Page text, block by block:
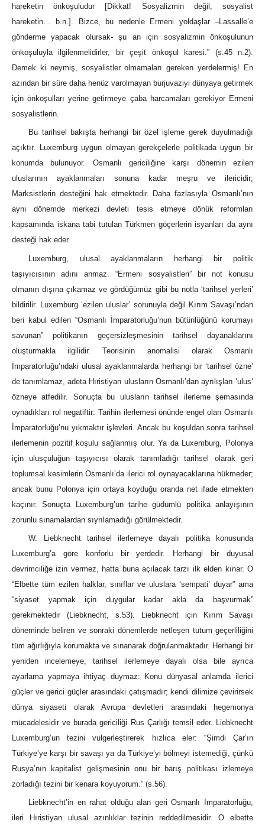
hareketin önkoşuludur [Dikkat! Sosyalizmin değil, sosyalist
hareketin… b.n.]. Bizce, bu nedenle Ermeni yoldaşlar –Lassalle’e
gönderme yapacak olursak- şu an için sosyalizmin önkoşulunun
önkoşuluyla ilgilenmelidirler, bir çeşit önkoşul karesi.” (s.45 n.2).
Demek ki neymiş, sosyalistler olmamaları gereken yerdelermiş! En
azından bir süre daha henüz varolmayan burjuvaziyi dünyaya getirmek
için önkoşulları yerine getirmeye çaba harcamaları gerekiyor Ermeni
sosyalistlerin.
Bu tarihsel bakışta herhangi bir özel işleme gerek duyulmadığı
açıktır. Luxemburg uygun olmayan gerekçelerle politikada uygun bir
konumda bulunuyor. Osmanlı gericiliğine karşı dönemin ezilen
uluslarının ayaklanmaları sonuna kadar meşru ve ilericidir;
Marksistlerin desteğini hak etmektedir. Daha fazlasıyla Osmanlı’nın
aynı dönemde merkezi devleti tesis etmeye dönük reformları
kapsamında iskana tabi tutulan Türkmen göçerlerin isyanları da aynı
desteği hak eder.
Luxemburg, ulusal ayaklanmaların herhangi bir politik
taşıyıcısının adını anmaz. “Ermeni sosyalistleri” bir not konusu
olmanın dışına çıkamaz ve gördüğümüz gibi bu notla ‘tarihsel yerleri’
bildirilir. Luxemburg ‘ezilen uluslar’ sorunuyla değil Kırım Savaşı’ndan
beri kabul edilen “Osmanlı İmparatorluğu’nun bütünlüğünü korumayı
savunan” politikanın geçersizleşmesinin tarihsel dayanaklarını
oluşturmakla ilgilidir. Teorisinin anomalisi olarak Osmanlı
İmparatorluğu’ndaki ulusal ayaklanmalarda herhangi bir ‘tarihsel özne’
de tanımlamaz, adeta Hıristiyan ulusların Osmanlı’dan ayrılışları ‘ulus’
özneye atfedilir. Sonuçta bu ulusların tarihsel ilerleme şemasında
oynadıkları rol negatiftir: Tarihin ilerlemesi önünde engel olan Osmanlı
İmparatorluğu’nu yıkmaktır işlevleri. Ancak bu koşuldan sonra tarihsel
ilerlemenin pozitif koşulu sağlanmış olur. Ya da Luxemburg, Polonya
için ulusçuluğun taşıyıcısı olarak tanımladığı tarihsel olarak geri
toplumsal kesimlerin Osmanlı’da ilerici rol oynayacaklarına hükmeder;
ancak bunu Polonya için ortaya koyduğu oranda net ifade etmekten
kaçınır. Sonuçta Luxemburg’un tarihe güdümlü politika anlayışının
zorunlu sınamalardan sıyrılamadığı görülmektedir.
W. Liebknecht tarihsel ilerlemeye dayalı politika konusunda
Luxemburg’a göre konforlu bir yerdedir. Herhangi bir duyusal
devrimciliğe izin vermez, hatta buna açılacak tarzı ilk elden kınar. O
“Elbette tüm ezilen halklar, sınıflar ve uluslara ‘sempati’ duyar” ama
“siyaset yapmak için duygular kadar akla da başvurmak”
gerekmektedir (Liebknecht, s.53). Liebknecht için Kırım Savaşı
döneminde beliren ve sonraki dönemlerde netleşen tutum geçerliliğini
tüm ağırlığıyla korumakta ve sınanarak doğrulanmaktadır. Herhangi bir
yeniden incelemeye, tarihsel ilerlemeye dayalı olsa bile ayrıca
ayarlama yapmaya ihtiyaç duymaz: Konu dünyasal anlamda ilerici
güçler ve gerici güçler arasındaki çatışmadır; kendi dilimize çevirirsek
dünya siyaseti olarak Avrupa devletleri arasındaki hegemonya
mücadelesidir ve burada gericiliği Rus Çarlığı temsil eder. Liebknecht
Luxemburg’un tezini vulgerleştirerek hızlıca eler: “Şimdi Çar’ın
Türkiye’ye karşı bir savaşı ya da Türkiye’yi bölmeyi istemediği, çünkü
Rusya’nın kapitalist gelişmesinin onu bir barış politikası izlemeye
zorladığı tezini bir kenara koyuyorum.” (s.56).
Liebknecht’in en rahat olduğu alan geri Osmanlı İmparatorluğu,
ileri Hıristiyan ulusal azınlıklar tezinin reddedilmesidir. O elbette